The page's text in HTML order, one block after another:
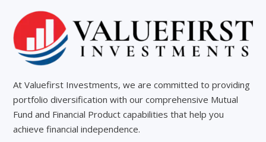
At Valuefirst Investments, we are committed to providing
portfolio diversification with our comprehensive Mutual
Fund and Financial Product capabilities that help you
achieve financial independence.